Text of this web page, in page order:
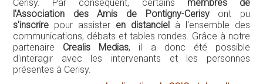
DU VENDREDI 28 MAI (19 H) AU VENDREDI 4 JUIN (14 H)
2021
[ colloque de 7 jours ]